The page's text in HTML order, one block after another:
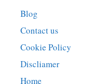
Blog
Contact us
Cookie Policy
Discliamer
Home